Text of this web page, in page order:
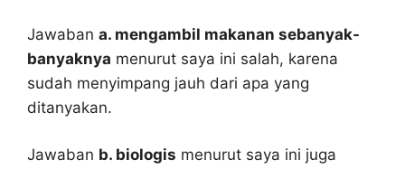
Jawaban a. mengambil makanan sebanyak-
banyaknya menurut saya ini salah, karena
sudah menyimpang jauh dari apa yang
ditanyakan.
Jawaban b. biologis menurut saya ini juga